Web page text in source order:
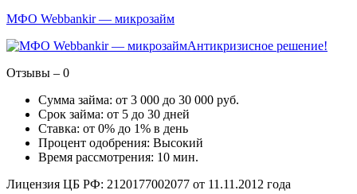
МФО Webbankir — микрозайм
Антикризисное решение!
Отзывы – 0
Сумма займа: от 3 000 до 30 000 руб.
Срок займа: от 5 до 30 дней
Ставка: от 0% до 1% в день
Процент одобрения: Высокий
Время рассмотрения: 10 мин.
Лицензия ЦБ РФ: 2120177002077 от 11.11.2012 года